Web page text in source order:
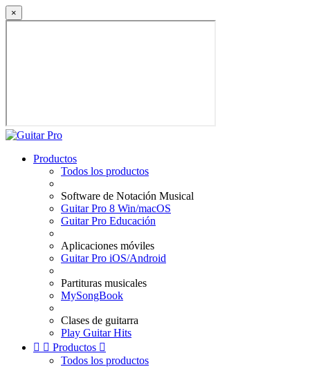
×
Productos
Todos los productos
Software de Notación Musical
Guitar Pro 8 Win/macOS
Guitar Pro Educación
Aplicaciones móviles
Guitar Pro iOS/Android
Partituras musicales
MySongBook
Clases de guitarra
Play Guitar Hits
  Productos 
Todos los productos